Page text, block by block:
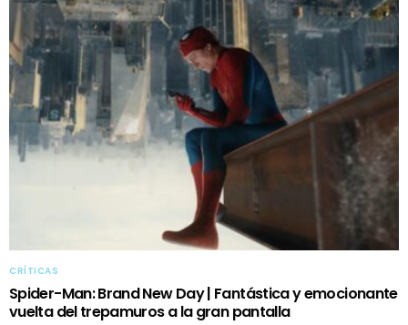
CRÍTICAS
Spider-Man: Brand New Day | Fantástica y emocionante
vuelta del trepamuros a la gran pantalla